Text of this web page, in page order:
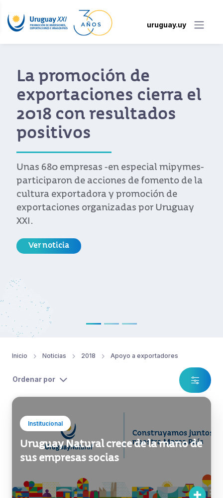
uruguay.uy
Volvió Proexport+
renovada propuesta
apoyo para
internacionalización
de las mipymes
empresas exportadoras o con
exportador otorga hasta US$ 30.000
Ver noticia
Apoyo a exportadores
Ordenar por
Uruguay Natural crece de la mano de
sus empresas socias